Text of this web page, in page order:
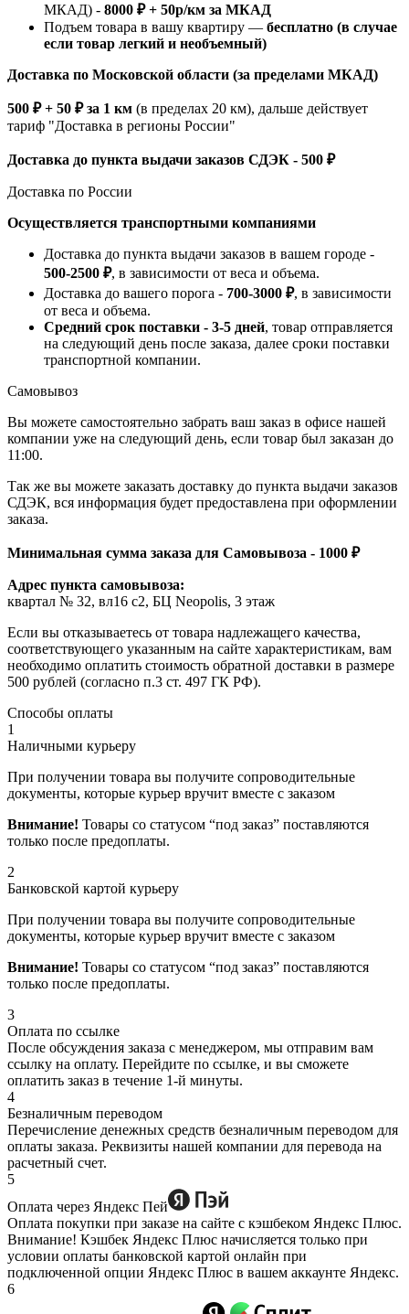
МКАД) - 8000 ₽ + 50р/км за МКАД
Подъем товара в вашу квартиру — бесплатно (в случае
если товар легкий и необъемный)
Доставка по Московской области (за пределами МКАД)
500 ₽ + 50 ₽ за 1 км (в пределах 20 км), дальше действует
тариф "Доставка в регионы России"
Доставка до пункта выдачи заказов СДЭК - 500 ₽
Доставка по России
Осуществляется транспортными компаниями
Доставка до пункта выдачи заказов в вашем городе -
500-2500 ₽, в зависимости от веса и объема.
Доставка до вашего порога - 700-3000 ₽, в зависимости
от веса и объема.
Средний срок поставки - 3-5 дней, товар отправляется
на следующий день после заказа, далее сроки поставки
транспортной компании.
Самовывоз
Вы можете самостоятельно забрать ваш заказ в офисе нашей
компании уже на следующий день, если товар был заказан до
11:00.
Так же вы можете заказать доставку до пункта выдачи заказов
СДЭК, вся информация будет предоставлена при оформлении
заказа.
Минимальная сумма заказа для Самовывоза - 1000 ₽
Адрес пункта самовывоза:
квартал № 32, вл16 с2, БЦ Neopolis, 3 этаж
Если вы отказываетесь от товара надлежащего качества,
соответствующего указанным на сайте характеристикам, вам
необходимо оплатить стоимость обратной доставки в размере
500 рублей (согласно п.3 ст. 497 ГК РФ).
Способы оплаты
1
Наличными курьеру
При получении товара вы получите сопроводительные
документы, которые курьер вручит вместе с заказом
Внимание! Товары со статусом “под заказ” поставляются
только после предоплаты.
2
Банковской картой курьеру
При получении товара вы получите сопроводительные
документы, которые курьер вручит вместе с заказом
Внимание! Товары со статусом “под заказ” поставляются
только после предоплаты.
3
Оплата по ссылке
После обсуждения заказа с менеджером, мы отправим вам
ссылку на оплату. Перейдите по ссылке, и вы сможете
оплатить заказ в течение 1-й минуты.
4
Безналичным переводом
Перечисление денежных средств безналичным переводом для
оплаты заказа. Реквизиты нашей компании для перевода на
расчетный счет.
5
Оплата через Яндекс Пей
Оплата покупки при заказе на сайте с кэшбеком Яндекс Плюс.
Внимание! Кэшбек Яндекс Плюс начисляется только при
условии оплаты банковской картой онлайн при
подключенной опции Яндекс Плюс в вашем аккаунте Яндекс.
6